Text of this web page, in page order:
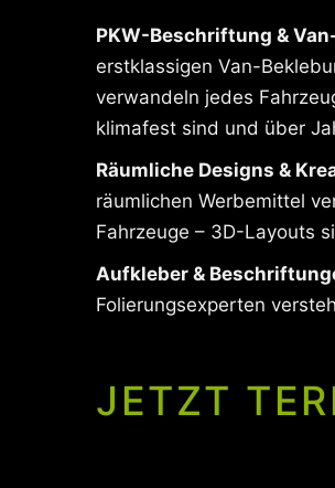
PKW-Beschriftung &
erstklassigen Van-
verwandeln jedes
klimafest sind und über
Räumliche Designs &
räumlichen Werbemittel
Fahrzeuge – 3D-Layouts
Aufkleber &
Folierungsexperten
JETZT